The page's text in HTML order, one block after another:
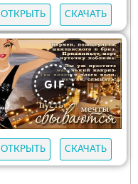
ОТКРЫТЬ СКАЧАТЬ
ОТКРЫТЬ СКАЧАТЬ